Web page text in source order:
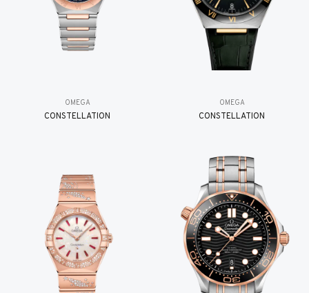
OMEGA
CONSTELLATION
OMEGA
CONSTELLATION